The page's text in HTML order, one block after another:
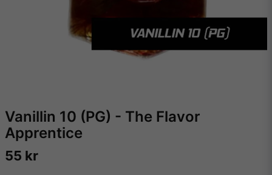
Vanillin 10 (PG) - The Flavor
Apprentice
55 kr